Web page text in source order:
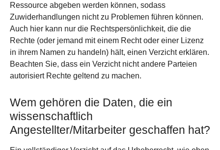
Ressource abgeben werden können, sodass
Zuwiderhandlungen nicht zu Problemen führen können.
Auch hier kann nur die Rechtspersönlichkeit, die die
Rechte (oder jemand mit einem Recht oder einer Lizenz
in ihrem Namen zu handeln) hält, einen Verzicht erklären.
Beachten Sie, dass ein Verzicht nicht andere Parteien
autorisiert Rechte geltend zu machen.
Wem gehören die Daten, die ein
wissenschaftlich
Angestellter/Mitarbeiter geschaffen hat?